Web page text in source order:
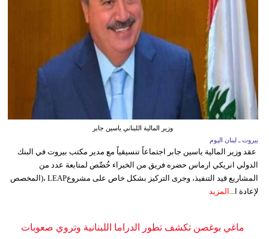
وزير المالية اللبناني ياسين جابر
بيروت ـ لبنان اليوم
عقد وزير المالية ياسين جابر اجتماعاً تنسيقياً مع مدير مكتب بيروت في البنك
الدولي انريكي ارماس حضره فريق من الخبراء خُصِّص لمتابعة عدد من
المشاريع قيد التنفيذ، وجرى التركيز بشكل خاص على مشروعLEAP ،(المخصص
لإعادة ا... المزيد
ماغي بوغصن تكشف تطور الدراما اللبنانية وتروي صعوبات